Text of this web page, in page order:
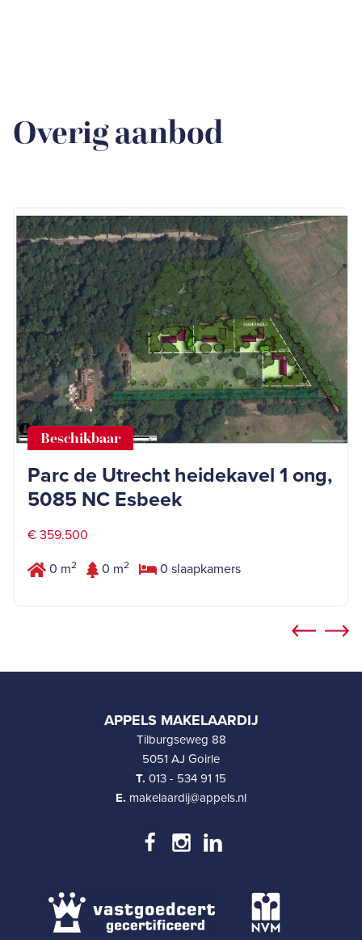
Overig aanbod
Beschikbaar
Parc de Utrecht heidekavel 1 ong,
5085 NC Esbeek
€ 359.500
0 m2 0 m2 0 slaapkamers
APPELS MAKELAARDIJ
Tilburgseweg 88
5051 AJ Goirle
T. 013 - 534 91 15
E. makelaardij@appels.nl